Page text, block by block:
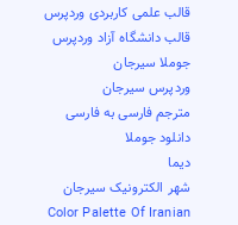
قالب علمی کاربردی وردپرس
قالب دانشگاه آزاد وردپرس
جوملا سیرجان
وردپرس سیرجان
مترجم فارسی به فارسی
دانلود جوملا
دیما
شهر الکترونیک سیرجان
Color Palette Of Iranian